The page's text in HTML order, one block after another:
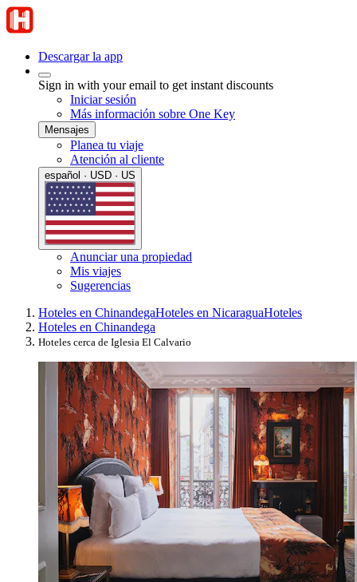
Descargar la app
Sign in with your email to get instant discounts
Iniciar sesión
Más información sobre One Key
Mensajes
Planea tu viaje
Atención al cliente
español · USD · US
Anunciar una propiedad
Mis viajes
Sugerencias
Hoteles en ChinandegaHoteles en NicaraguaHoteles
Hoteles en Chinandega
Hoteles cerca de Iglesia El Calvario